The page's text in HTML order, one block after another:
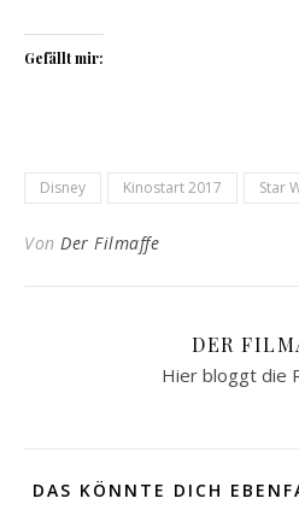
Gefällt mir:
Disney Kinostart 2017 Star
Von Der Filmaffe
DER
Hier bloggt die
DAS KÖNNTE DICH